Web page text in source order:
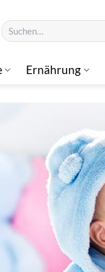
Suchen
nach:
Ernährung